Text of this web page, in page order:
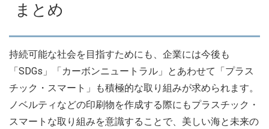
まとめ
持続可能な社会を目指すためにも、企業には今後も
「SDGs」「カーボンニュートラル」とあわせて「プラス
チック・スマート」も積極的な取り組みが求められます。
ノベルティなどの印刷物を作成する際にもプラスチック・
スマートな取り組みを意識することで、美しい海と未来の